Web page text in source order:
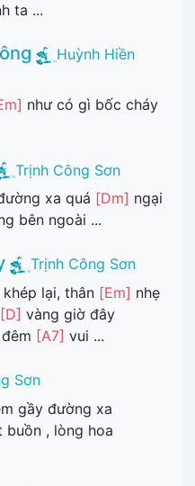
ta ...
Huỳnh Hiền
như có gì bốc cháy
Trịnh Công Sơn
xa quá [Dm] ngại
bên ngoài ...
Trịnh Công Sơn
lại, thân [Em] nhẹ
[D] vàng giờ đây
[A7] vui ...
Sơn
gầy đường xa
buồn , lòng hoa